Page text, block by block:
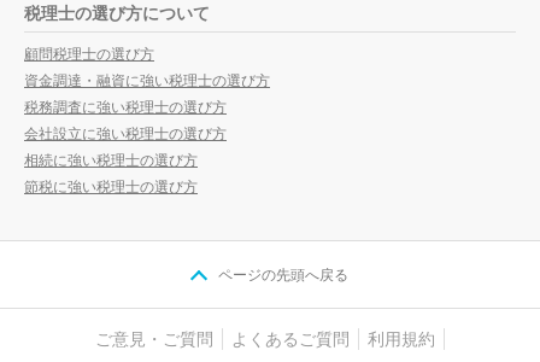
税理士の選び方について
顧問税理士の選び方
資金調達・融資に強い税理士の選び方
税務調査に強い税理士の選び方
会社設立に強い税理士の選び方
相続に強い税理士の選び方
節税に強い税理士の選び方
ページの先頭へ戻る
ご意見・ご質問 よくあるご質問 利用規約